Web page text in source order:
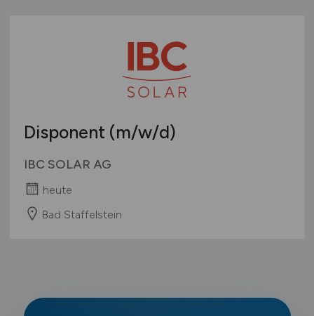
Disponent (m/w/d)
IBC SOLAR AG
heute
Bad Staffelstein